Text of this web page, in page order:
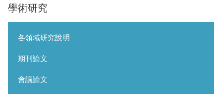
學術研究
各領域研究說明
期刊論文
會議論文